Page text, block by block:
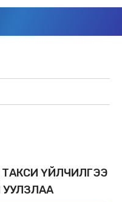
ТАКСИ ҮЙЛЧИЛГЭЭ
УУЛЗЛАА